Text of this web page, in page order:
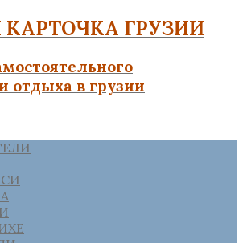
ГРУЗИИ
отдыха в грузии